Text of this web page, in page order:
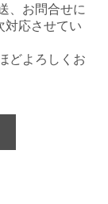
、お問合せに
対応させてい
どよろしくお